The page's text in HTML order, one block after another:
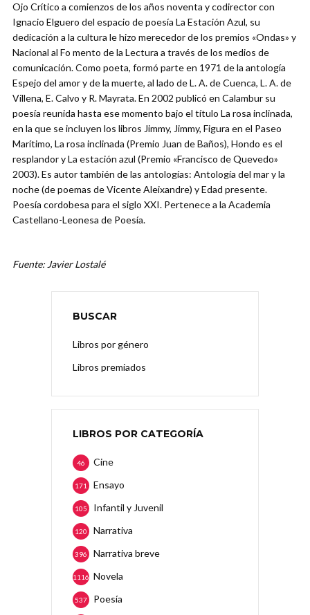
Ojo Crítico a comienzos de los años noventa y codirector con
Ignacio Elguero del espacio de poesía La Estación Azul, su
dedicación a la cultura le hizo merecedor de los premios «Ondas» y
Nacional al Fo mento de la Lectura a través de los medios de
comunicación. Como poeta, formó parte en 1971 de la antología
Espejo del amor y de la muerte, al lado de L. A. de Cuenca, L. A. de
Villena, E. Calvo y R. Mayrata. En 2002 publicó en Calambur su
poesía reunida hasta ese momento bajo el título La rosa inclinada,
en la que se incluyen los libros Jimmy, Jimmy, Figura en el Paseo
Marítimo, La rosa inclinada (Premio Juan de Baños), Hondo es el
resplandor y La estación azul (Premio «Francisco de Quevedo»
2003). Es autor también de las antologías: Antología del mar y la
noche (de poemas de Vicente Aleixandre) y Edad presente.
Poesía cordobesa para el siglo XXI. Pertenece a la Academia
Castellano-Leonesa de Poesía.
Fuente: Javier Lostalé
BUSCAR
Libros por género
Libros premiados
LIBROS POR CATEGORÍA
Cine
46
Ensayo
171
Infantil y Juvenil
105
Narrativa
120
Narrativa breve
396
Novela
1116
Poesía
537